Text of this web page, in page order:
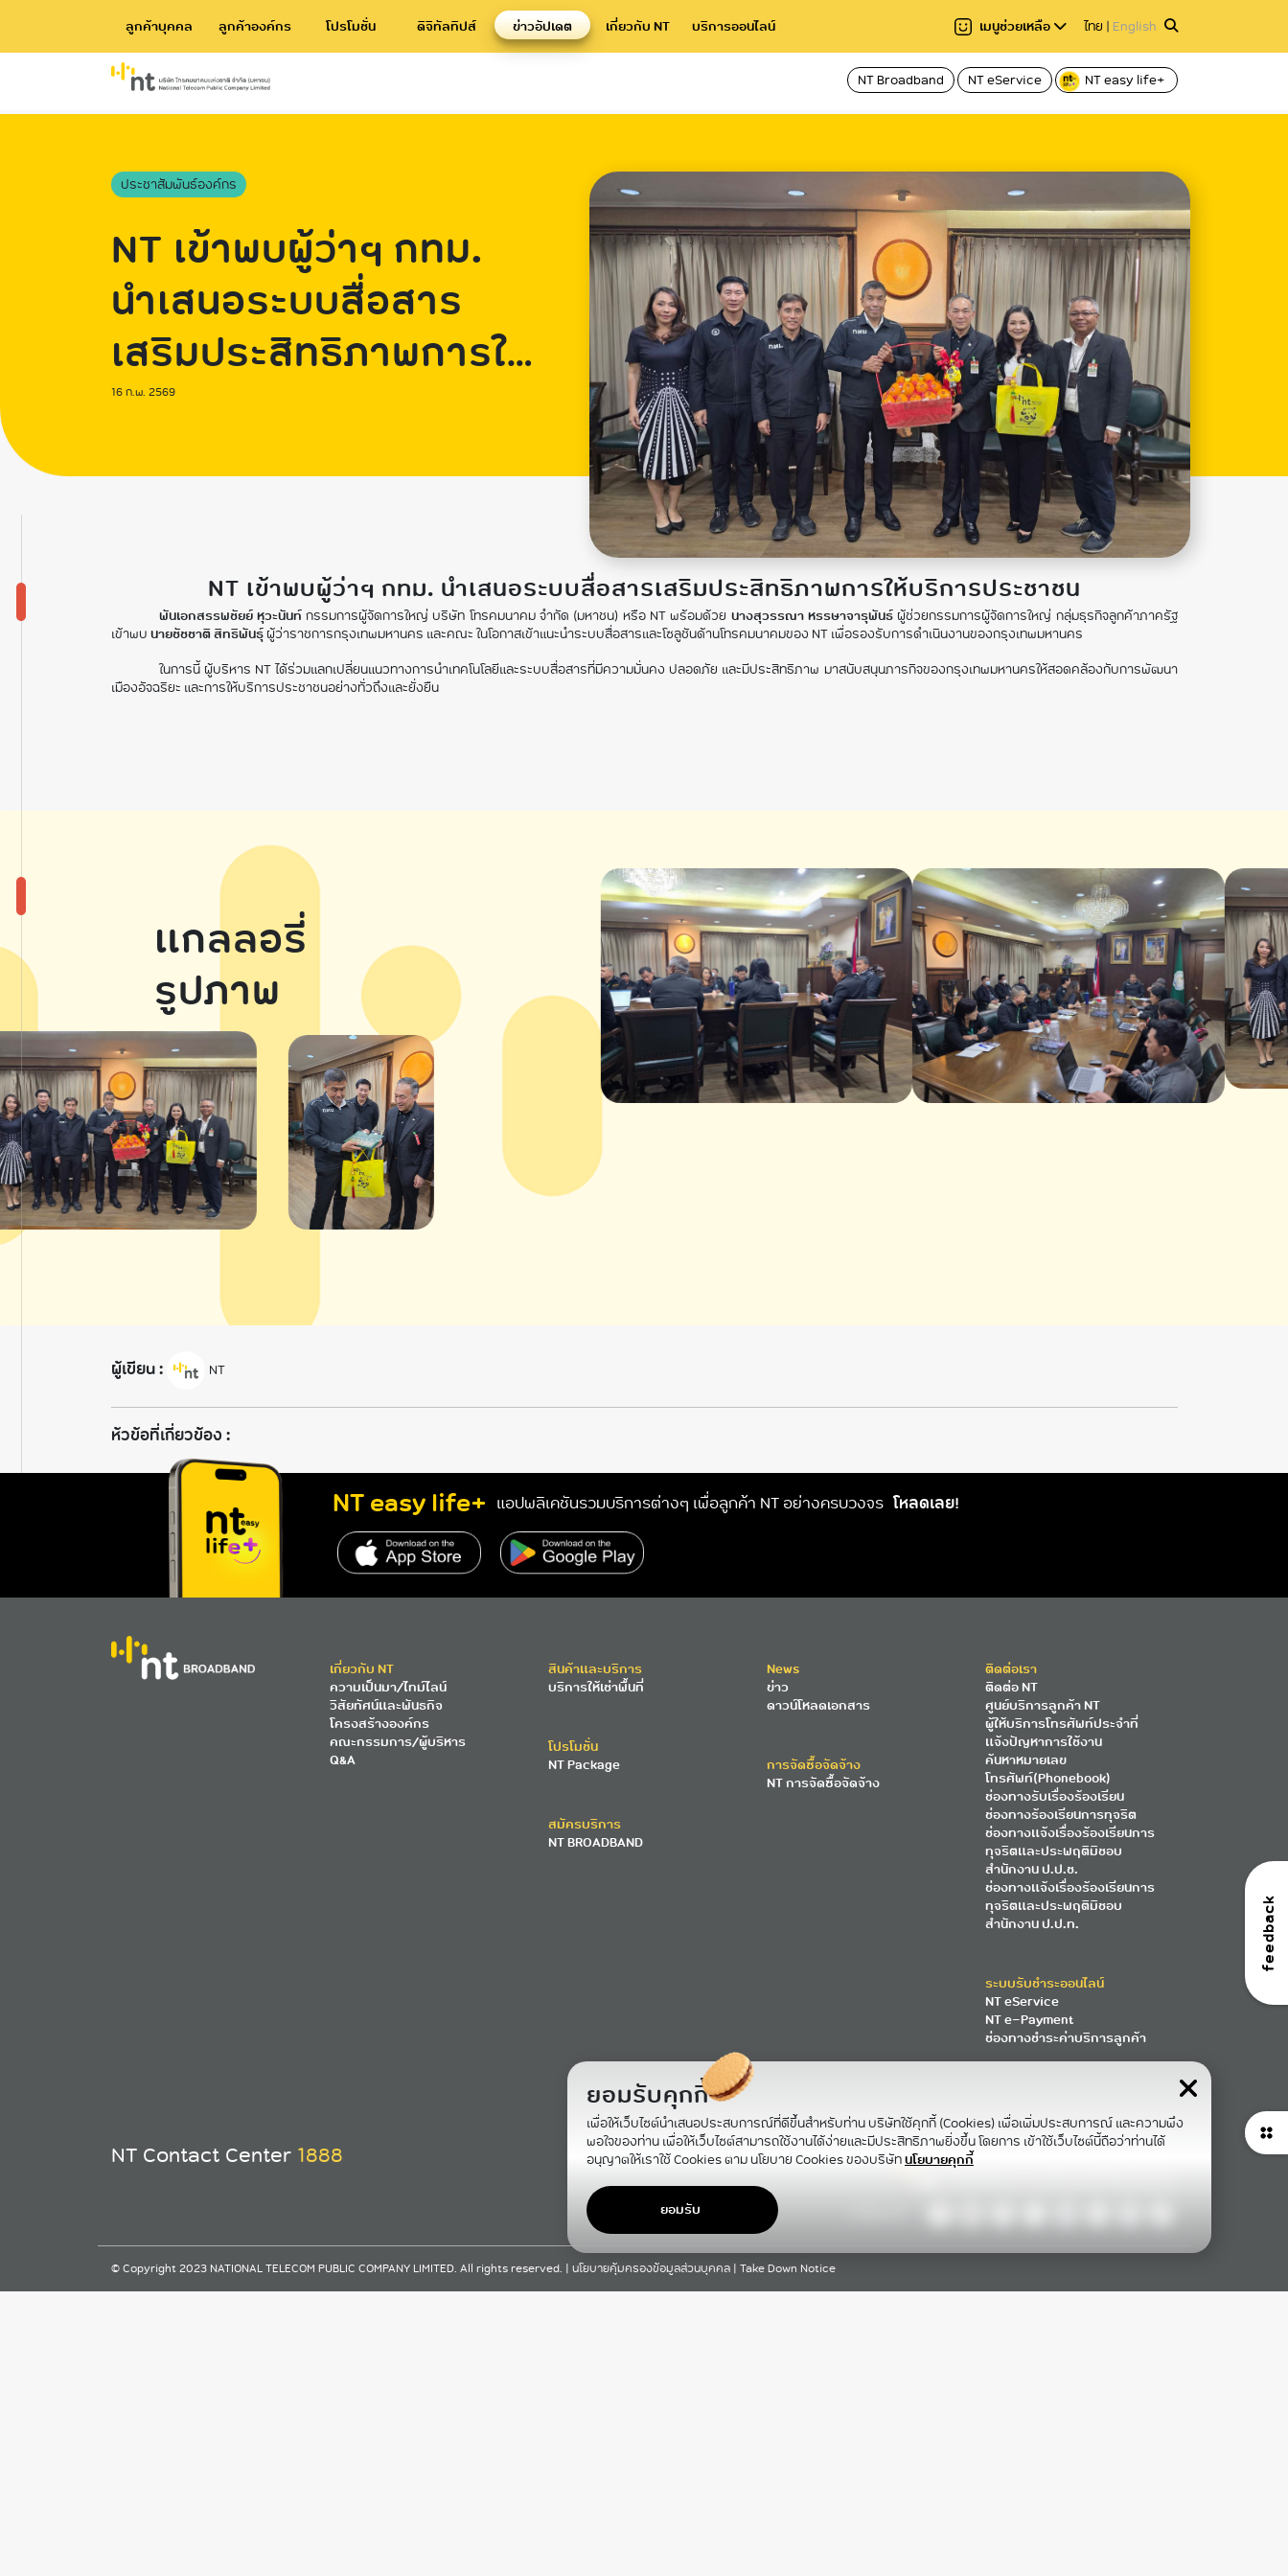
ลูกค้าบุคคล ลูกค้าองค์กร โปรโมชั่น ดิจิทัลทิปส์ ข่าวอัปเดต เกี่ยวกับ NT บริการออนไลน์ เมนูช่วยเหลือ ไทย | English
NT Broadband NT eService NT easy life+
ประชาสัมพันธ์องค์กร
NT เข้าพบผู้ว่าฯ กทม.
นำเสนอระบบสื่อสาร
เสริมประสิทธิภาพการให้
บริการประชาชน
16 ก.พ. 2569
NT เข้าพบผู้ว่าฯ กทม. นำเสนอระบบสื่อสารเสริมประสิทธิภาพการให้บริการประชาชน
พันเอกสรรพชัยย์ หุวะนันท์กรรมการผู้จัดการใหญ่ บริษัท โทรคมนาคม จำกัด (มหาชน) หรือ NT พร้อมด้วย นางสุวรรณา หรรษาจารุพันธ์ผู้ช่วยกรรมการผู้จัดการใหญ่ กลุ่มธุรกิจลูกค้าภาครัฐ
เข้าพบนายชัชชาติ สิทธิพันธุ์ผู้ว่าราชการกรุงเทพมหานคร และคณะ ในโอกาสเข้าแนะนำระบบสื่อสารและโซลูชันด้านโทรคมนาคมของ NT เพื่อรองรับการดำเนินงานของกรุงเทพมหานคร
ในการนี้ ผู้บริหาร NT ได้ร่วมแลกเปลี่ยนแนวทางการนำเทคโนโลยีและระบบสื่อสารที่มีความมั่นคง ปลอดภัย และมีประสิทธิภาพ มาสนับสนุนภารกิจของกรุงเทพมหานครให้สอดคล้องกับการพัฒนา
เมืองอัจฉริยะ และการให้บริการประชาชนอย่างทั่วถึงและยั่งยืน
แกลลอรี่
รูปภาพ
ผู้เขียน : NT
ห้วข้อที่เกี่ยวข้อง :
feedback
ยอมรับคุกกี้
เพื่อให้เว็บไซต์นำเสนอประสบการณ์ที่ดีขึ้นสำหรับท่าน บริษัทใช้คุกกี้ (Cookies) เพื่อเพิ่มประสบการณ์ และความพึง
พอใจของท่าน เพื่อให้เว็บไซต์สามารถใช้งานได้ง่ายและมีประสิทธิภาพยิ่งขึ้น โดยการ เข้าใช้เว็บไซต์นี้ถือว่าท่านได้
อนุญาตให้เราใช้ Cookies ตาม นโยบาย Cookies ของบริษัทนโยบายคุกกี้
ยอมรับ
NT easy life+ แอปพลิเคชันรวมบริการต่างๆ เพื่อลูกค้า NT อย่างครบวงจร โหลดเลย!
เกี่ยวกับ NT
ความเป็นมา/ไทม์ไลน์
วิสัยทัศน์และพันธกิจ
โครงสร้างองค์กร
คณะกรรมการ/ผู้บริหาร
Q&A
สินค้าและบริการ
บริการให้เช่าพื้นที่
โปรโมชั่น
NT Package
สมัครบริการ
NT BROADBAND
News
ข่าว
ดาวน์โหลดเอกสาร
การจัดซื้อจัดจ้าง
NT การจัดซื้อจัดจ้าง
ติดต่อเรา
ติดต่อ NT
ศูนย์บริการลูกค้า NT
ผู้ให้บริการโทรศัพท์ประจำที่
แจ้งปัญหาการใช้งาน
ค้นหาหมายเลข
โทรศัพท์(Phonebook)
ช่องทางรับเรื่องร้องเรียน
ช่องทางร้องเรียนการทุจริต
ช่องทางแจ้งเรื่องร้องเรียนการ
ทุจริตและประพฤติมิชอบ
สำนักงาน ป.ป.ช.
ช่องทางแจ้งเรื่องร้องเรียนการ
ทุจริตและประพฤติมิชอบ
สำนักงาน ป.ป.ท.
ระบบรับชำระออนไลน์
NT eService
NT e-Payment
ช่องทางชำระค่าบริการลูกค้า
NT Contact Center 1888
© Copyright 2023 NATIONAL TELECOM PUBLIC COMPANY LIMITED. All rights reserved. | นโยบายคุ้มครองข้อมูลส่วนบุคคล | Take Down Notice